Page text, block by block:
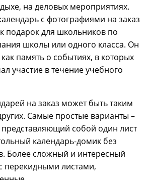
на деловых мероприятиях.
с фотографиями на заказ
подарок для школьников по
школы или одного класса. Он
как память о событиях, в которых
участие в течение учебного
на заказ может быть таким
Самые простые варианты –
представляющий собой один лист
календарь-домик без
Более сложный и интересный
перекидными листами,